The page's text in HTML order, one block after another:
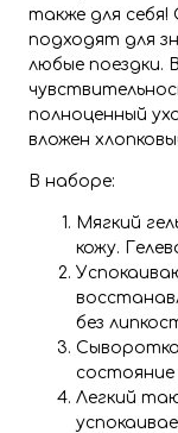
также для себя!
подходят для
любые поездки.
полноценный
вложен
В наборе:
Мягкий
кожу.
без
состояние
Легкий